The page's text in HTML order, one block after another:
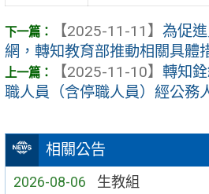
相關公告
2026-08-06 生教組
【2025-11-11】 為促
網，轉知教育部推動相關具體
【2025-11-10】 轉知
職人員（含停職人員）經公務